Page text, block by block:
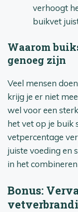
verhoogt
buikvet
Waarom
genoeg zijn
Veel mensen
krijg je er niet
wel voor een
het vet op je buik
vetpercentage
juiste voeding en
in het
Bonus: